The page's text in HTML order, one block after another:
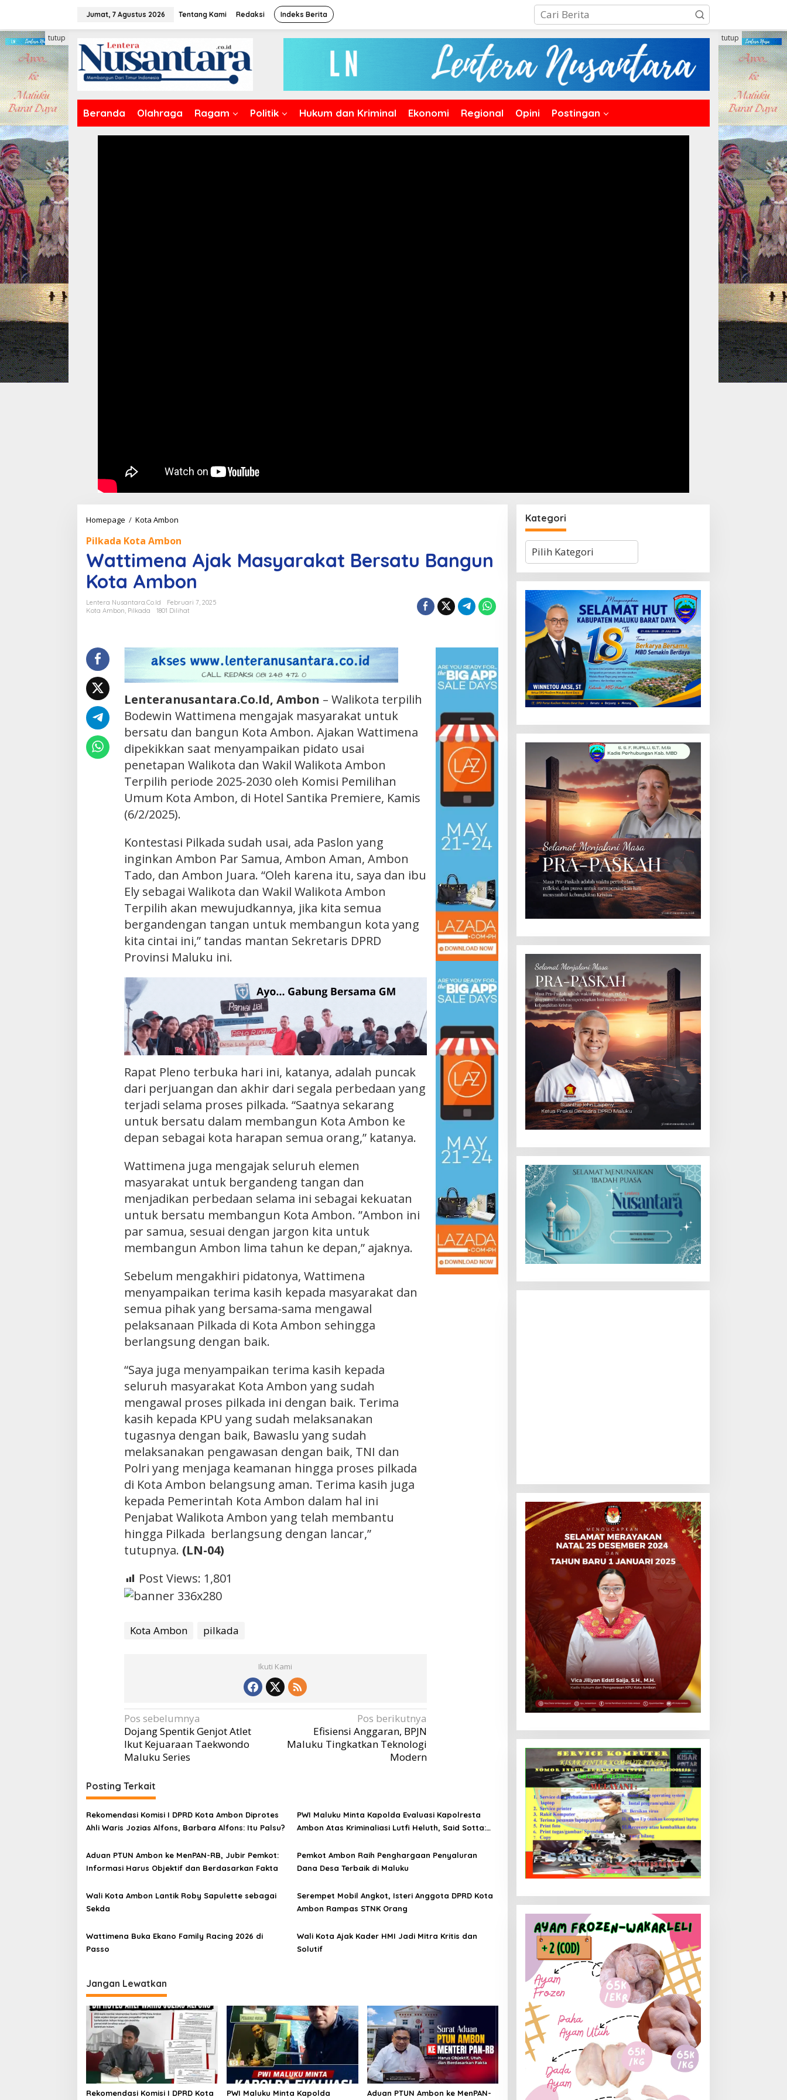
konten
Jumat, 7 Agustus 2026 Tentang Kami Redaksi Indeks Berita
Beranda Olahraga Ragam Politik Hukum dan Kriminal Ekonomi Regional Opini Postingan
tutup tutup
Homepage / Kota Ambon
Masyarakat
Bersatu
Bangun
Kota
Pilkada Kota Ambon
Wattimena Ajak Masyarakat Bersatu Bangun
Kota Ambon
Lentera Nusantara.Co.Id
Februari 7, 2025
Kota Ambon, Pilkada 1801 Dilihat
Lenteranusantara.Co.Id, Ambon – Walikota terpilih
Bodewin Wattimena mengajak masyarakat untuk
bersatu dan bangun Kota Ambon. Ajakan Wattimena
dipekikkan saat menyampaikan pidato usai
penetapan Walikota dan Wakil Walikota Ambon
Terpilih periode 2025-2030 oleh Komisi Pemilihan
Umum Kota Ambon, di Hotel Santika Premiere, Kamis
(6/2/2025).
Kontestasi Pilkada sudah usai, ada Paslon yang
inginkan Ambon Par Samua, Ambon Aman, Ambon
Tado, dan Ambon Juara. “Oleh karena itu, saya dan ibu
Ely sebagai Walikota dan Wakil Walikota Ambon
Terpilih akan mewujudkannya, jika kita semua
bergandengan tangan untuk membangun kota yang
kita cintai ini,” tandas mantan Sekretaris DPRD
Provinsi Maluku ini.
Rapat Pleno terbuka hari ini, katanya, adalah puncak
dari perjuangan dan akhir dari segala perbedaan yang
terjadi selama proses pilkada. “Saatnya sekarang
untuk bersatu dalam membangun Kota Ambon ke
depan sebagai kota harapan semua orang,” katanya.
Wattimena juga mengajak seluruh elemen
masyarakat untuk bergandeng tangan dan
menjadikan perbedaan selama ini sebagai kekuatan
untuk bersatu membangun Kota Ambon. ”Ambon ini
par samua, sesuai dengan jargon kita untuk
membangun Ambon lima tahun ke depan,” ajaknya.
Sebelum mengakhiri pidatonya, Wattimena
menyampaikan terima kasih kepada masyarakat dan
semua pihak yang bersama-sama mengawal
pelaksanaan Pilkada di Kota Ambon sehingga
berlangsung dengan baik.
“Saya juga menyampaikan terima kasih kepada
seluruh masyarakat Kota Ambon yang sudah
mengawal proses pilkada ini dengan baik. Terima
kasih kepada KPU yang sudah melaksanakan
tugasnya dengan baik, Bawaslu yang sudah
melaksanakan pengawasan dengan baik, TNI dan
Polri yang menjaga keamanan hingga proses pilkada
di Kota Ambon belangsung aman. Terima kasih juga
kepada Pemerintah Kota Ambon dalam hal ini
Penjabat Walikota Ambon yang telah membantu
hingga Pilkada berlangsung dengan lancar,”
tutupnya. (LN-04)
Post Views: 1,801
Kota Ambon pilkada
Ikuti Kami
Navigasi
pos
Pos sebelumnya
Dojang Spentik Genjot Atlet
Ikut Kejuaraan Taekwondo
Maluku Series
Pos berikutnya
Efisiensi Anggaran, BPJN
Maluku Tingkatkan Teknologi
Modern
Posting Terkait
Rekomendasi Komisi I DPRD Kota Ambon Diprotes
Ahli Waris Jozias Alfons, Barbara Alfons: Itu Palsu?
PWI Maluku Minta Kapolda Evaluasi Kapolresta
Ambon Atas Kriminaliasi Lutfi Heluth, Said Sotta:
Aduan PTUN Ambon ke MenPAN-RB, Jubir Pemkot:
Informasi Harus Objektif dan Berdasarkan Fakta
Pemkot Ambon Raih Penghargaan Penyaluran
Dana Desa Terbaik di Maluku
Wali Kota Ambon Lantik Roby Sapulette sebagai
Sekda
Serempet Mobil Angkot, Isteri Anggota DPRD Kota
Ambon Rampas STNK Orang
Wattimena Buka Ekano Family Racing 2026 di
Passo
Wali Kota Ajak Kader HMI Jadi Mitra Kritis dan
Solutif
Jangan Lewatkan
Rekomendasi Komisi I DPRD Kota PWI Maluku Minta Kapolda Aduan PTUN Ambon ke MenPAN-
Kategori
Kategori